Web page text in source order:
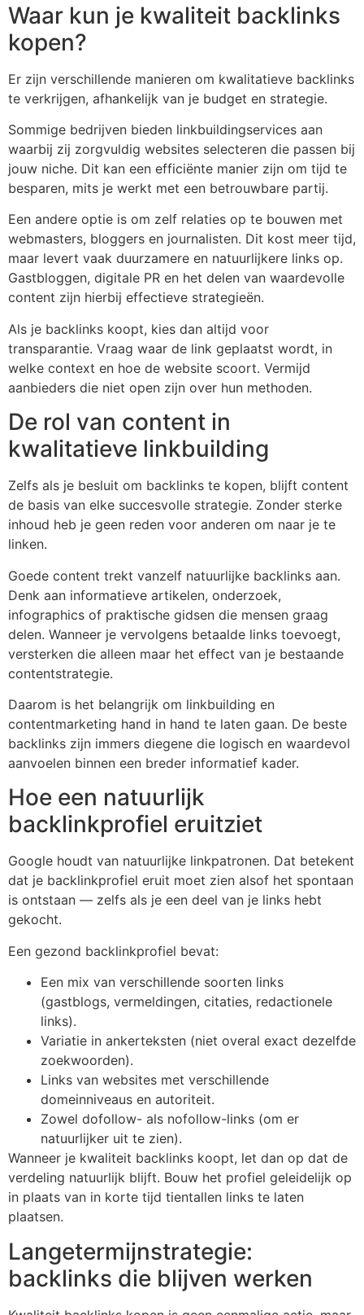
Waar kun je kwaliteit backlinks
kopen?
Er zijn verschillende manieren om kwalitatieve backlinks
te verkrijgen, afhankelijk van je budget en strategie.
Sommige bedrijven bieden linkbuildingservices aan
waarbij zij zorgvuldig websites selecteren die passen bij
jouw niche. Dit kan een efficiënte manier zijn om tijd te
besparen, mits je werkt met een betrouwbare partij.
Een andere optie is om zelf relaties op te bouwen met
webmasters, bloggers en journalisten. Dit kost meer tijd,
maar levert vaak duurzamere en natuurlijkere links op.
Gastbloggen, digitale PR en het delen van waardevolle
content zijn hierbij effectieve strategieën.
Als je backlinks koopt, kies dan altijd voor
transparantie. Vraag waar de link geplaatst wordt, in
welke context en hoe de website scoort. Vermijd
aanbieders die niet open zijn over hun methoden.
De rol van content in
kwalitatieve linkbuilding
Zelfs als je besluit om backlinks te kopen, blijft content
de basis van elke succesvolle strategie. Zonder sterke
inhoud heb je geen reden voor anderen om naar je te
linken.
Goede content trekt vanzelf natuurlijke backlinks aan.
Denk aan informatieve artikelen, onderzoek,
infographics of praktische gidsen die mensen graag
delen. Wanneer je vervolgens betaalde links toevoegt,
versterken die alleen maar het effect van je bestaande
contentstrategie.
Daarom is het belangrijk om linkbuilding en
contentmarketing hand in hand te laten gaan. De beste
backlinks zijn immers diegene die logisch en waardevol
aanvoelen binnen een breder informatief kader.
Hoe een natuurlijk
backlinkprofiel eruitziet
Google houdt van natuurlijke linkpatronen. Dat betekent
dat je backlinkprofiel eruit moet zien alsof het spontaan
is ontstaan — zelfs als je een deel van je links hebt
gekocht.
Een gezond backlinkprofiel bevat:
Een mix van verschillende soorten links
(gastblogs, vermeldingen, citaties, redactionele
links).
Variatie in ankerteksten (niet overal exact dezelfde
zoekwoorden).
Links van websites met verschillende
domeinniveaus en autoriteit.
Zowel dofollow- als nofollow-links (om er
natuurlijker uit te zien).
Wanneer je kwaliteit backlinks koopt, let dan op dat de
verdeling natuurlijk blijft. Bouw het profiel geleidelijk op
in plaats van in korte tijd tientallen links te laten
plaatsen.
Langetermijnstrategie:
backlinks die blijven werken